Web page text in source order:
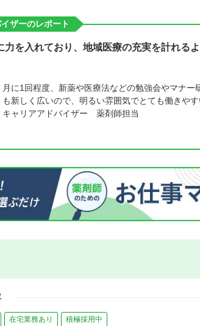
ザーのレポート
力を入れており、地域医療の充実を計れる
月に1回程度、新薬や医療法などの勉強会やマナ
も新しく広いので、明るい雰囲気でとても働きやす
キャリアアドバイザー 薬剤師担当
在宅業務あり 積極採用中